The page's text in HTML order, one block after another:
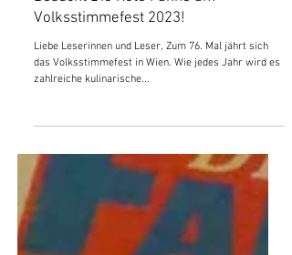
Besucht Die Rote Fahne am
Volksstimmefest 2023!
Liebe Leserinnen und Leser, Zum 76. Mal jährt sich
das Volksstimmefest in Wien. Wie jedes Jahr wird es
zahlreiche kulinarische...